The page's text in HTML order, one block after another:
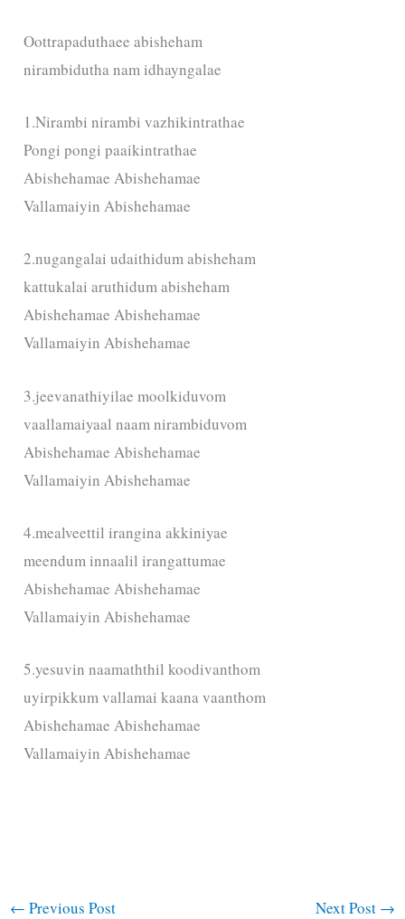
Oottrapaduthaee abisheham
nirambidutha nam idhayngalae
1.Nirambi nirambi vazhikintrathae
Pongi pongi paaikintrathae
Abishehamae Abishehamae
Vallamaiyin Abishehamae
2.nugangalai udaithidum abisheham
kattukalai aruthidum abisheham
Abishehamae Abishehamae
Vallamaiyin Abishehamae
3.jeevanathiyilae moolkiduvom
vaallamaiyaal naam nirambiduvom
Abishehamae Abishehamae
Vallamaiyin Abishehamae
4.mealveettil irangina akkiniyae
meendum innaalil irangattumae
Abishehamae Abishehamae
Vallamaiyin Abishehamae
5.yesuvin naamaththil koodivanthom
uyirpikkum vallamai kaana vaanthom
Abishehamae Abishehamae
Vallamaiyin Abishehamae
← Previous Post Next Post →